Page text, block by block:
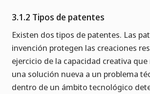
3.1.2 Tipos de patentes
Existen dos tipos de patentes. Las
invención protegen las creaciones
ejercicio de la capacidad creativa
una solución nueva a un problema
dentro de un ámbito tecnológico